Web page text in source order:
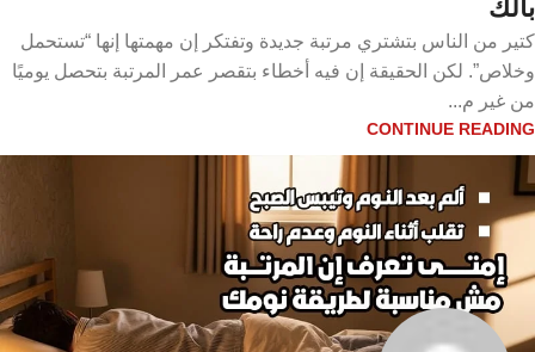
بالك
كتير من الناس بتشتري مرتبة جديدة وتفتكر إن مهمتها إنها “تستحمل
وخلاص”. لكن الحقيقة إن فيه أخطاء بتقصر عمر المرتبة بتحصل يوميًا
من غير م...
CONTINUE READING